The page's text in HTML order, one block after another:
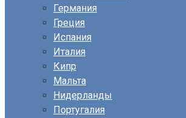
Германия
Греция
Испания
Италия
Кипр
Мальта
Нидерланды
Португалия